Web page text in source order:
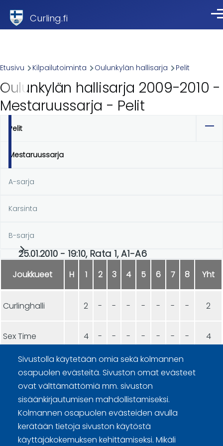
Curling.fi
Breadcrumb
Etusivu Kilpailutoiminta Oulunkylän hallisarja Pelit
Oulunkylän hallisarja 2009-2010 -
Mestaruussarja - Pelit
Ensisijaiset
välilehdet
Pelit
Mestaruussarja
A-sarja
Karsinta
B-sarja
25.01.2010 - 19:10, Rata 1, A1-A6
Joukkueet H 1 2 3 4 5 6 7 8 Yht
Curlinghalli 2 - - - - - - - 2
Sex Time 4 - - - - - - - 4
Sivustolla käytetään omia sekä kolmannen
osapuolen evästeitä. Sivuston omat evästeet
ovat välttämättömiä mm. sivuston
sisäänkirjautumisen mahdollistamiseksi.
Kolmannen osapuolen evästeiden avulla
kerätään tietoja sivuston käytöstä
käyttäjäkokemuksen kehittämiseksi. Mikäli
Curling Finland